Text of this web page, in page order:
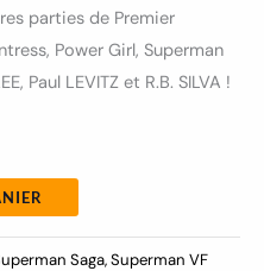
parties de Premier
Power Girl, Superman
Paul LEVITZ et R.B. SILVA !
Saga,Superman VF